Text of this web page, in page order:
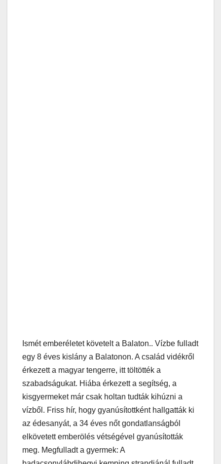
Ismét emberéletet követelt a Balaton.. Vízbe fulladt
egy 8 éves kislány a Balatonon. A család vidékről
érkezett a magyar tengerre, itt töltötték a
szabadságukat. Hiába érkezett a segítség, a
kisgyermeket már csak holtan tudták kihúzni a
vízből. Friss hír, hogy gyanúsítottként hallgatták ki
az édesanyát, a 34 éves nőt gondatlanságból
elkövetett emberölés vétségével gyanúsították
meg. Megfulladt a gyermek: A